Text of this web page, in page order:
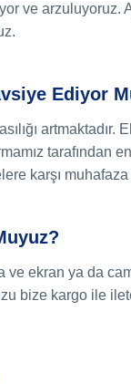
ve arzuluyoruz.
Ediyor
tarafından
karşı
ve ekran ya da
bize kargo ile